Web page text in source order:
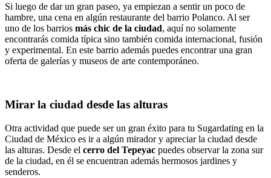
Si luego de dar un gran paseo, ya empiezan a sentir un poco de
hambre, una cena en algún restaurante del barrio Polanco. Al ser
uno de los barrios más chic de la ciudad, aquí no solamente
encontrarás comida típica sino también comida internacional, fusión
y experimental. En este barrio además puedes encontrar una gran
oferta de galerías y museos de arte contemporáneo.
Mirar la ciudad desde las alturas
Otra actividad que puede ser un gran éxito para tu Sugardating en la
Ciudad de México es ir a algún mirador y apreciar la ciudad desde
las alturas. Desde el cerro del Tepeyac puedes observar la zona sur
de la ciudad, en él se encuentran además hermosos jardines y
senderos.